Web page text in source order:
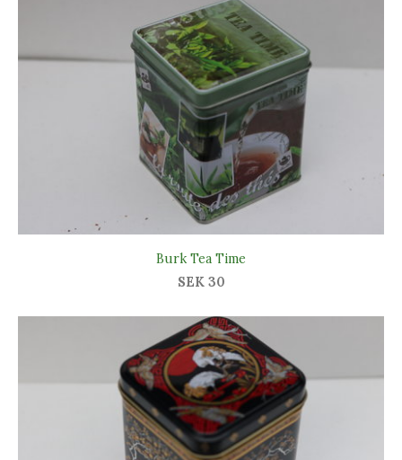
Burk Tea Time
SEK 30